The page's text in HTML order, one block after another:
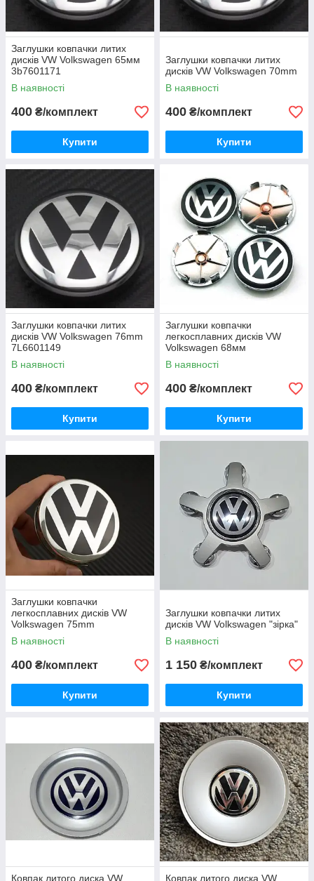
Заглушки ковпачки литих
дисків VW Volkswagen 65мм
3b7601171
В наявності
400 ₴/комплект
Купити
Заглушки ковпачки литих
дисків VW Volkswagen 70mm
В наявності
400 ₴/комплект
Купити
Заглушки ковпачки литих
дисків VW Volkswagen 76mm
7L6601149
В наявності
400 ₴/комплект
Купити
Заглушки ковпачки
легкосплавних дисків VW
Volkswagen 68мм
В наявності
400 ₴/комплект
Купити
Заглушки ковпачки
легкосплавних дисків VW
Volkswagen 75mm
В наявності
400 ₴/комплект
Купити
Заглушки ковпачки литих
дисків VW Volkswagen "зірка"
В наявності
1 150 ₴/комплект
Купити
Ковпак литого диска VW Ковпак литого диска VW